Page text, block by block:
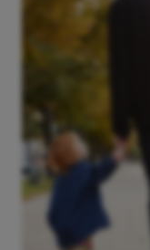
denna så kan